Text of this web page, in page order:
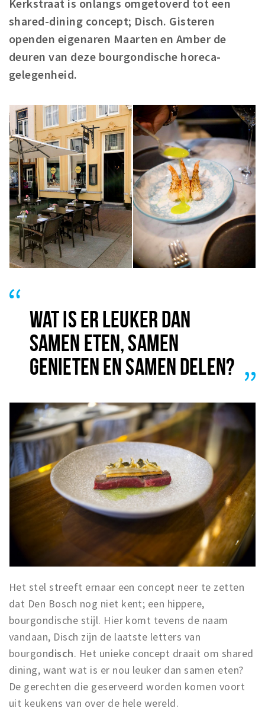
Winkelgebieden
Parkeren
Musea, theaters & podia
Uitjes & activiteiten
Toeristische routes
Natuurgebieden
Baroniepoorten
Sport
Andere City Apps
Inloggen
Kerkstraat is onlangs omgetoverd tot een
shared-dining concept; Disch. Gisteren
openden eigenaren Maarten en Amber de
deuren van deze bourgondische horeca-
gelegenheid.
WAT IS ER LEUKER DAN
SAMEN ETEN, SAMEN
GENIETEN EN SAMEN DELEN?
Het stel streeft ernaar een concept neer te zetten
dat Den Bosch nog niet kent; een hippere,
bourgondische stijl. Hier komt tevens de naam
vandaan, Disch zijn de laatste letters van
bourgondisch. Het unieke concept draait om shared
dining, want wat is er nou leuker dan samen eten?
De gerechten die geserveerd worden komen voort
uit keukens van over de hele wereld.